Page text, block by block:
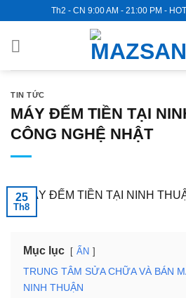
content
Th2 - CN 9:00 AM - 21:00 PM -
TIN TỨC
MÁY ĐẾM TIỀN TẠI
CÔNG NGHỆ NHẬT
25
Th8
Mục lục ẨN
TRUNG TÂM SỬA CHỮA VÀ BÁN
NINH THUẬN